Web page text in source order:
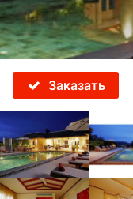
Заказать